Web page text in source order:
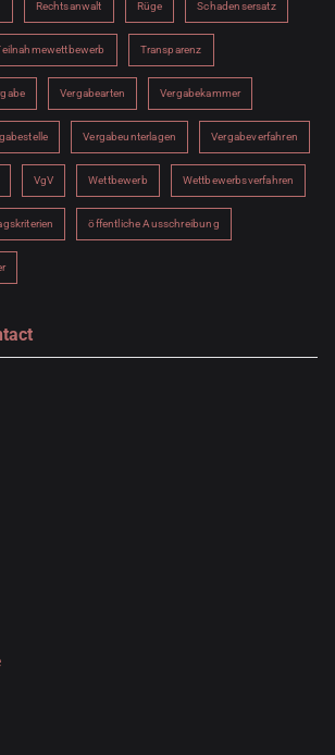
Rechtsanwalt Rüge Schadensersatz
Transparenz
Vergabearten Vergabekammer
Vergabeunterlagen Vergabeverfahren
VgV Wettbewerb Wettbewerbsverfahren
öffentliche Ausschreibung